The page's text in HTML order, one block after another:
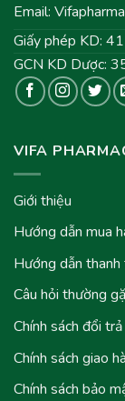
Email:
Giấy phép KD:
GCN KD Dược:
VIFA
Giới thiệu
Hướng dẫn mua
Hướng dẫn thanh
Câu hỏi thường
Chính sách đổi trả
Chính sách giao
Chính sách bảo